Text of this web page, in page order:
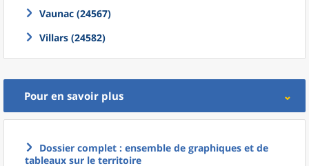
Vaunac (24567)
Villars (24582)
Pour en savoir plus
Dossier complet : ensemble de graphiques et de
tableaux sur le territoire